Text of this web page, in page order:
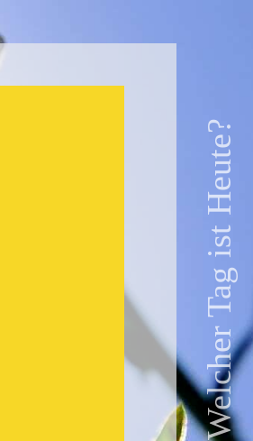
Welcher Tag ist Heute?